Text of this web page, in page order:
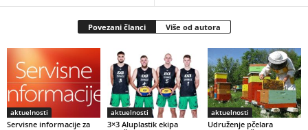
Povezani članci Više od autora
aktuelnosti
Servisne informacije za
aktuelnosti
3×3 Aluplastik ekipa
aktuelnosti
Udruženje pčelara